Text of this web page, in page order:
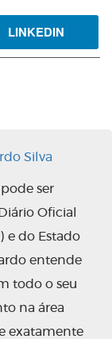
LINKEDIN
Silva
ser
Oficial
e do Estado
entende
todo o seu
na área
exatamente